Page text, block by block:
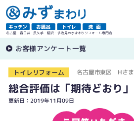
名古屋・春日井・長久手・稲沢・多治見の水まわりリフォーム専門店
お客様アンケート一覧
トイレリフォーム 名古屋市東区 Hさま
総合評価は「期待どおり」
更新日：2019年11月09日